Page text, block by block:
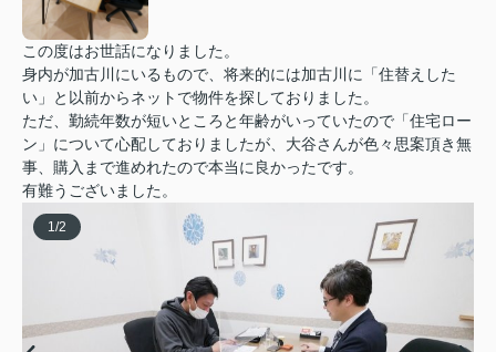
この度はお世話になりました。
身内が加古川にいるもので、将来的には加古川に「住替えした
い」と以前からネットで物件を探しておりました。
ただ、勤続年数が短いところと年齢がいっていたので「住宅ロー
ン」について心配しておりましたが、大谷さんが色々思案頂き無
事、購入まで進めれたので本当に良かったです。
有難うございました。
1/2